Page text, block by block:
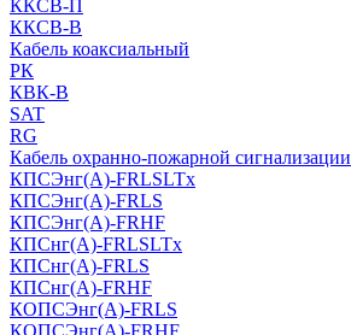
ККСВ-П
ККСВ-В
Кабель коаксиальный
РК
КВК-В
SAT
RG
Кабель охранно-пожарной сигнализации
КПСЭнг(А)-FRLSLTx
КПСЭнг(А)-FRLS
КПСЭнг(А)-FRHF
КПСнг(А)-FRLSLTx
КПСнг(А)-FRLS
КПСнг(А)-FRHF
КОПСЭнг(А)-FRLS
КОПСЭнг(А)-FRHF